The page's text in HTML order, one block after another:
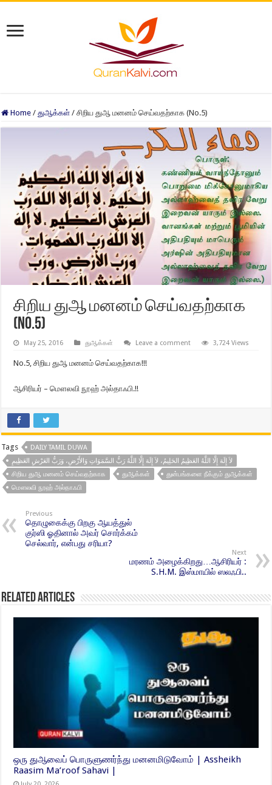
Home / துஆக்கள் / சிறிய துஆ மனனம் செய்வதற்காக (No.5)
சிறிய துஆ மனனம் செய்வதற்காக
(No.5)
May 25, 2016 துஆக்கள் Leave a comment 3,724 Views
No.5, சிறிய துஆ மனனம் செய்வதற்காக!!!
ஆசிரியர் – மௌலவி நூஹ் அல்தாஃபி.!!
Tags
DAILY TAMIL DUWA
لاَ إِلَهَ إِلَّا اللَّهُ العَظِيمُ الحَلِيمُ، لاَ إِلَهَ إِلَّا اللَّهُ رَبُّ السَّمَوَاتِ وَالأَرْضِ، وَرَبُّ العَرْشِ العَظِيمِ
சிறிய துஆ மனனம் செய்வதற்காக
துஆக்கள்
துன்பங்களை நீக்கும் துஆக்கள்
மௌலவி நூஹ் அல்தாஃபி
Previous
தொழுகைக்கு பிறகு ஆயத்துல்
குர்ஸி ஓதினால் அவர் சொர்க்கம்
செல்வார், என்பது சரியா?
Next
மரணம் அழைக்கிறது…ஆசிரியர் :
S.H.M. இஸ்மாயில் ஸலஃபி..
Related Articles
ஒரு துஆவைப் பொருளுணர்ந்து மனனமிடுவோம் | Assheikh
Raasim Ma’roof Sahavi |